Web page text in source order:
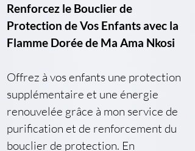
Renforcez le Bouclier de
Protection de Vos Enfants avec la
Flamme Dorée de Ma Ama Nkosi
Offrez à vos enfants une protection
supplémentaire et une énergie
renouvelée grâce à mon service de
purification et de renforcement du
bouclier de protection. En